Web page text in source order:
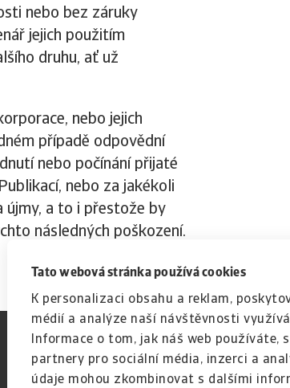
Tato webová stránka používá cookies
K personalizaci obsahu a reklam,
médií a analýze naší návštěvnosti
Informace o tom, jak náš web používáte,
partnery pro sociální média, inzerci a
údaje mohou zkombinovat s dalšími
nebo bez záruky
jejich použitím
druhu, ať už
nebo jejich
případě odpovědní
nebo počínání přijaté
nebo za jakékoli
újmy, a to i přestože by
následných poškození.